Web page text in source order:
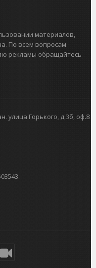
материалов,
По всем вопросам
рекламы обращайтесь
улица Горького, д.3б, оф.8